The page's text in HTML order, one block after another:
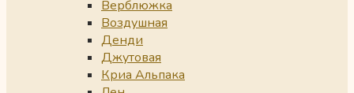
Верблюжка
Воздушная
Денди
Джутовая
Криа Альпака